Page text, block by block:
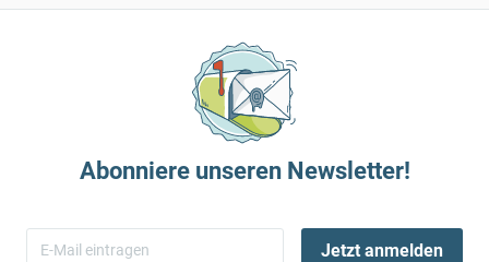
Abonniere unseren Newsletter!
Jetzt anmelden